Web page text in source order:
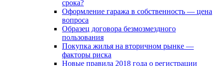
срока?
Оформление гаража в собственность — цена
вопроса
Образец договора безмозмездного
пользования
Покупка жилья на вторичном рынке —
факторы риска
Новые правила 2018 года о регистрации